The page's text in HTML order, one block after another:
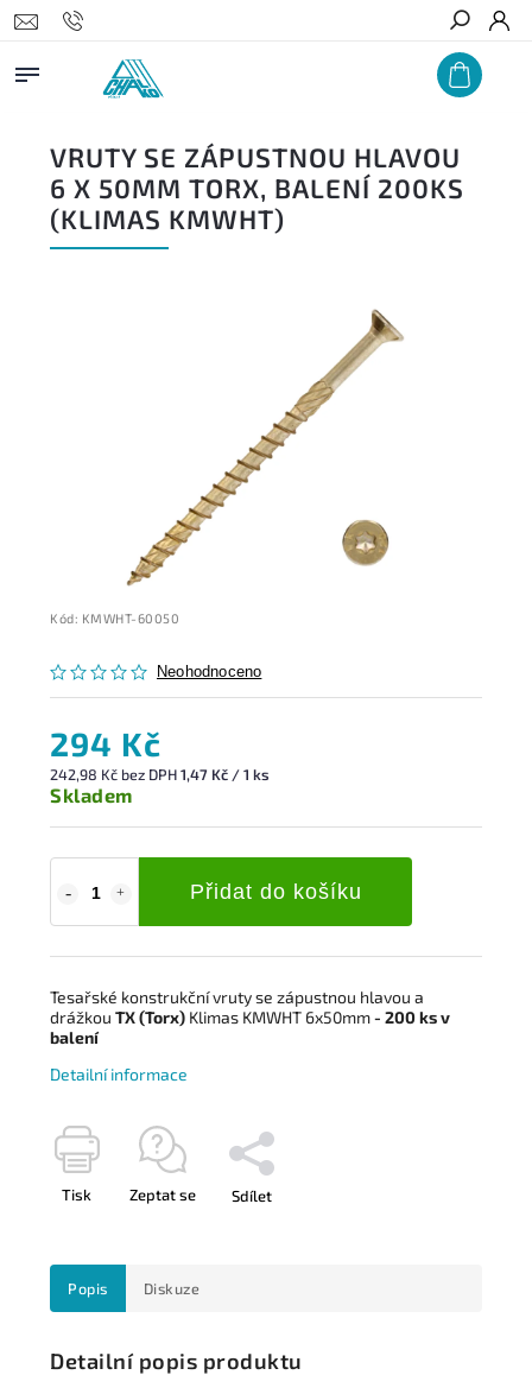
Hledat
VRUTY SE ZÁPUSTNOU HLAVOU
6 X 50MM TORX, BALENÍ 200KS
(KLIMAS KMWHT)
Kód: KMWHT-60050
Neohodnoceno
294 Kč
242,98 Kč bez DPH1,47 Kč / 1 ks
Skladem
Přidat do košíku
Tesařské konstrukční vruty se zápustnou hlavou a
drážkou TX (Torx) Klimas KMWHT 6x50mm- 200 ks v
balení
Detailní informace
Tisk Zeptat se Sdílet
Popis Diskuze
Detailní popis produktu